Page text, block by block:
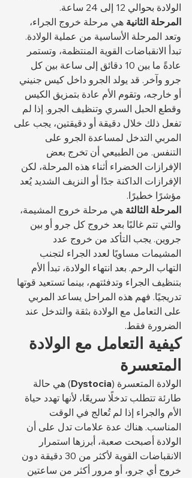
الولادة بحوالي 12 إلى 24 ساعة.
المرحلة الثانية هي مرحلة خروج الجراء،
وتعد المرحلة الأساسية من عملية الولادة.
تبدأ الانقباضات القوية المنتظمة، وتستمر
عادةً ما بين 10 دقائق إلى ساعة بين كل
جرو وآخر. قد يولد الجرو داخل كيس جنيني
أو خارجه، وتقوم الأم عادة بتمزيق الكيس
وقطع الحبل السري وتنظيف الجرو. إذا لم
تفعل ذلك خلال دقيقة أو دقيقتين، يجب على
المربي التدخل لمساعدة الجرو على
التنفس. من الطبيعي أن تخرج بعض
الإفرازات الخضراء أثناء هذه المرحلة، لكن
الإفرازات الداكنة جدًا أو النزيف الشديد يُعد
مؤشرًا خطيرًا.
المرحلة الثالثة هي مرحلة خروج المشيمة،
والتي تتم غالبًا بعد خروج كل جرو أو بين
جروين. يجب التأكد من خروج عدد
المشيمات مساويًا لعدد الجراء لتجنب
التهاب الرحم. بعد انتهاء الولادة، تبدأ الأم
بتنظيف الجراء وتدفئتهم، بينما تستعيد قوتها
تدريجيًا. فهم هذه المراحل يساعد المربي
على التعامل مع الولادة بثقة والتدخل عند
الضرورة فقط.
كيفية التعامل مع الولادة
المتعسرة
الولادة المتعسرة (Dystocia) هي حالة
طارئة تتطلب تدخلًا سريعًا، لأنها تهدد حياة
الأم والجراء إذا لم تُعالج في الوقت
المناسب. هناك عدة علامات تدل على أن
الولادة أصبحت صعبة، أبرزها استمرار
الانقباضات القوية لأكثر من 30 دقيقة دون
خروج أي جرو، أو مرور أكثر من ساعتين